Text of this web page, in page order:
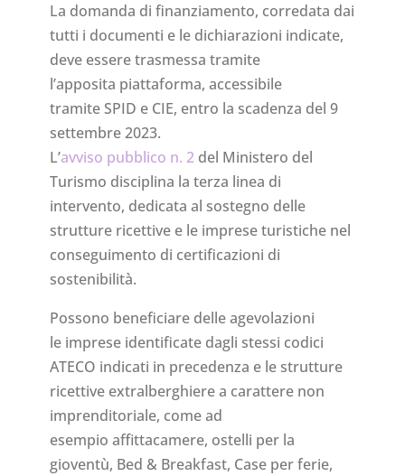
La domanda di finanziamento, corredata dai
tutti i documenti e le dichiarazioni indicate,
deve essere trasmessa tramite
l’apposita piattaforma, accessibile
tramite SPID e CIE, entro la scadenza del 9
settembre 2023.
L’avviso pubblico n. 2del Ministero del
Turismo disciplina la terza linea di
intervento, dedicata al sostegno delle
strutture ricettive e le imprese turistiche nel
conseguimento di certificazioni di
sostenibilità.
Possono beneficiare delle agevolazioni
le imprese identificate dagli stessi codici
ATECO indicati in precedenza e le strutture
ricettive extralberghiere a carattere non
imprenditoriale, come ad
esempio affittacamere, ostelli per la
gioventù, Bed & Breakfast, Case per ferie,